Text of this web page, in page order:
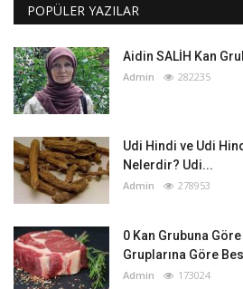
POPÜLER YAZILAR
Aidin SALİH Kan
Admin 282235
Udi Hindi ve Udi
Nelerdir? Udi...
Admin 278953
0 Kan Grubuna
Gruplarına Göre
Admin 173024